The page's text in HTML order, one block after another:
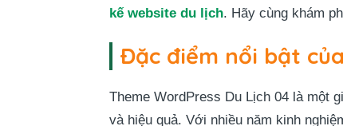
kế website du lịch. Hãy cùng khám
Đặc điểm nổi bật
Theme WordPress Du Lịch 04 là một
và hiệu quả. Với nhiều năm kinh